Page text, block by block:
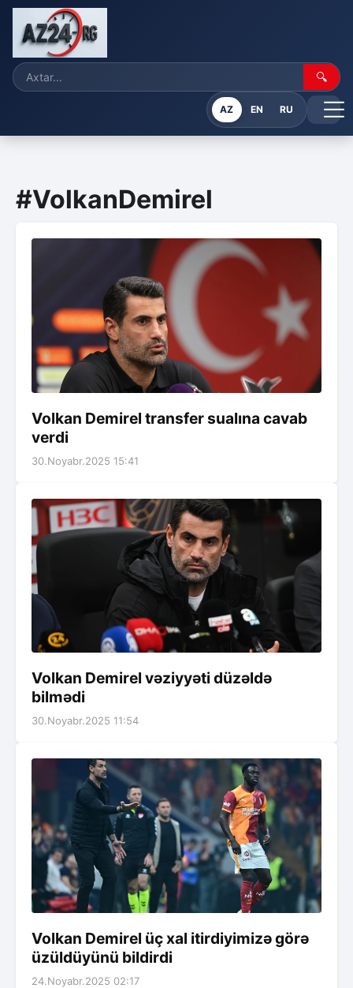
🔍
AZ EN RU
#VolkanDemirel
Volkan Demirel transfer sualına cavab
verdi
30.Noyabr.2025 15:41
Volkan Demirel vəziyyəti düzəldə
bilmədi
30.Noyabr.2025 11:54
Volkan Demirel üç xal itirdiyimizə görə
üzüldüyünü bildirdi
24.Noyabr.2025 02:17